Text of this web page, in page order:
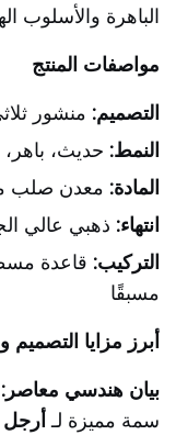
الباهرة والأسلوب
مواصفات المنتج
التصميم: منشور
النمط: حديث،
المادة: معدن صلب
انتهاء: ذهبي عالي
التركيب: قاعدة
مسبقًا
أبرز مزايا التصميم
بيان هندسي معاصر:
سمة مميزة لـ